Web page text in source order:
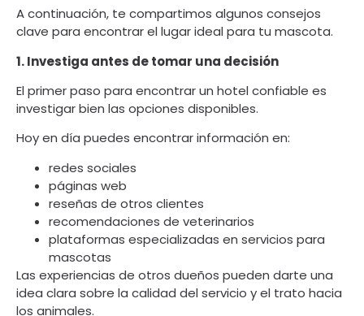
A continuación, te compartimos algunos consejos
clave para encontrar el lugar ideal para tu mascota.
1. Investiga antes de tomar una decisión
El primer paso para encontrar un hotel confiable es
investigar bien las opciones disponibles.
Hoy en día puedes encontrar información en:
redes sociales
páginas web
reseñas de otros clientes
recomendaciones de veterinarios
plataformas especializadas en servicios para
mascotas
Las experiencias de otros dueños pueden darte una
idea clara sobre la calidad del servicio y el trato hacia
los animales.